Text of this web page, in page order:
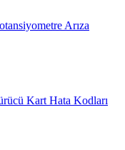
Arıza
Kart Hata Kodları